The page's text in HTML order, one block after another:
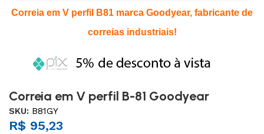
Correia em V perfil B81 marca Goodyear, fabricante de
correias industriais!
Correia em V perfil B-81 Goodyear
SKU: B81GY
R$ 95,23